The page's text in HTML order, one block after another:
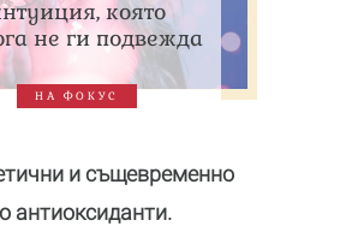
която
не ги подвежда
НА ФОКУС
и същевременно